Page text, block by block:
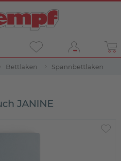
Bettlaken Spannbettlaken
JANINE